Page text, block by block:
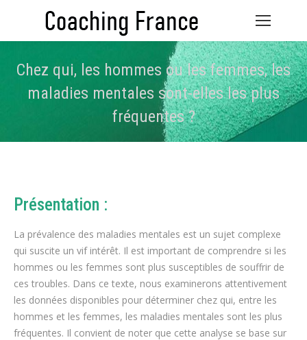
Chez qui, les hommes ou les femmes, les
maladies mentales sont-elles les plus
fréquentes ?
Vous êtes ici :
Présentation :
La prévalence des maladies mentales est un sujet complexe
qui suscite un vif intérêt. Il est important de comprendre si les
hommes ou les femmes sont plus susceptibles de souffrir de
ces troubles. Dans ce texte, nous examinerons attentivement
les données disponibles pour déterminer chez qui, entre les
hommes et les femmes, les maladies mentales sont les plus
fréquentes. Il convient de noter que cette analyse se base sur